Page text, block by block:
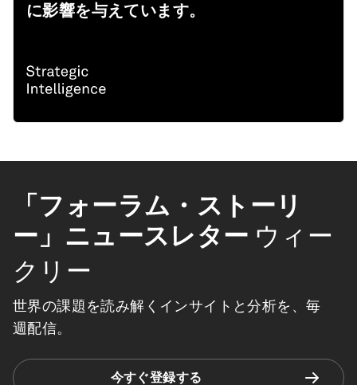
に影響を与えています。
「フォーラム・ストーリ
ー」ニュースレター ウィー
クリー
世界の課題を読み解くインサイトと分析を、毎
週配信。
今すぐ登録する